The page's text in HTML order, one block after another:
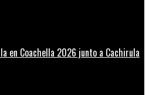
en Coachella 2026 junto a Cachirula